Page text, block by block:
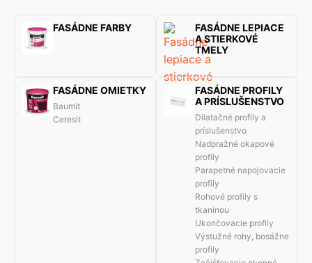
FASÁDNE FARBY
FASÁDNE LEPIACE
A STIERKOVÉ
TMELY
FASÁDNE OMIETKY
Baumit
Ceresit
FASÁDNE PROFILY
A PRÍSLUŠENSTVO
Dilatačné profily a
príslušenstvo
Nadpražné okapové
profily
Parapetné napojovacie
profily
Rohové profily s
tkaninou
Ukončovacie profily
Výstužné rohy, bosážne
profily